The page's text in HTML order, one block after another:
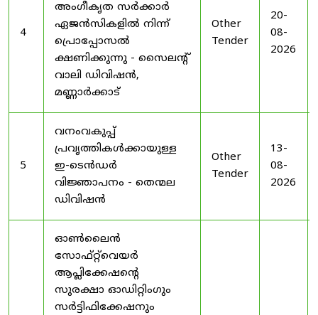
4
അംഗീകൃത സർക്കാർ
ഏജൻസികളിൽ നിന്ന്
പ്രൊപ്പോസൽ
ക്ഷണിക്കുന്നു - സൈലന്റ്
വാലി ഡിവിഷൻ,
മണ്ണാർക്കാട്
Other
Tender
20-
08-
2026
5
വനംവകുപ്പ്
പ്രവൃത്തികൾക്കായുള്ള
ഇ-ടെൻഡർ
വിജ്ഞാപനം - തെന്മല
ഡിവിഷൻ
Other
Tender
13-
08-
2026
ഓൺലൈൻ
സോഫ്റ്റ്‌വെയർ
ആപ്ലിക്കേഷന്റെ
സുരക്ഷാ ഓഡിറ്റിംഗും
സർട്ടിഫിക്കേഷനും